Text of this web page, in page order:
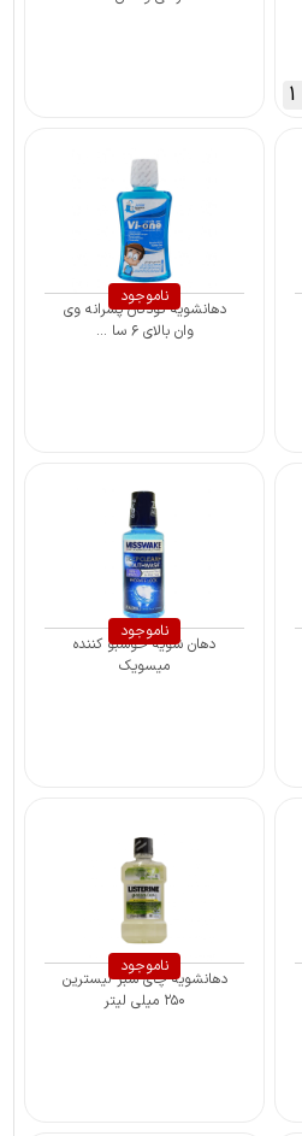
1
ناموجود
دهانشویه کودکان پسرانه وی
وان بالای ۶ سا ...
ناموجود
دهان شویه خوشبو کننده
میسویک
ناموجود
دهانشویه چای سبز لیسترین
۲۵۰ میلی لیتر